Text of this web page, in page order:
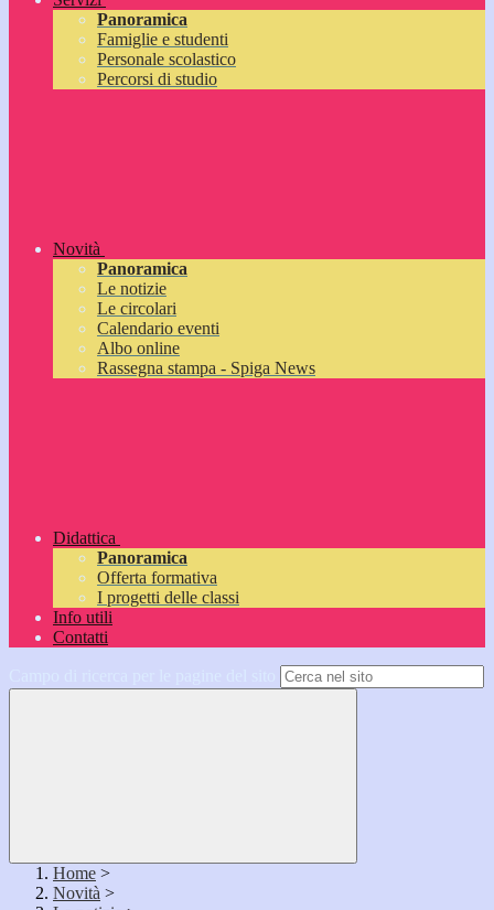
Panoramica
Famiglie e studenti
Personale scolastico
Percorsi di studio
Novità
Panoramica
Le notizie
Le circolari
Calendario eventi
Albo online
Rassegna stampa - Spiga News
Didattica
Panoramica
Offerta formativa
I progetti delle classi
Info utili
Contatti
Home >
Novità >